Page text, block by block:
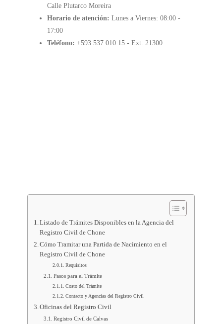
Calle Plutarco Moreira
Horario de atención: Lunes a Viernes: 08:00 -
17:00
Teléfono: +593 537 010 15 - Ext: 21300
Listado de Trámites Disponibles en la Agencia del
Registro Civil de Chone
Cómo Tramitar una Partida de Nacimiento en el
Registro Civil de Chone
Requisitos
Pasos para el Trámite
Costo del Trámite
Contacto y Agencias del Registro Civil
Oficinas del Registro Civil
Registro Civil de Calvas